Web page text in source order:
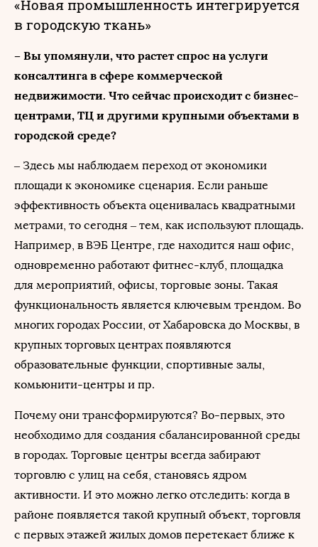
«Новая промышленность интегрируется
в городскую ткань»
– Вы упомянули, что растет спрос на услуги
консалтинга в сфере коммерческой
недвижимости. Что сейчас происходит с бизнес-
центрами, ТЦ и другими крупными объектами в
городской среде?
– Здесь мы наблюдаем переход от экономики
площади к экономике сценария. Если раньше
эффективность объекта оценивалась квадратными
метрами, то сегодня – тем, как используют площадь.
Например, в ВЭБ Центре, где находится наш офис,
одновременно работают фитнес-клуб, площадка
для мероприятий, офисы, торговые зоны. Такая
функциональность является ключевым трендом. Во
многих городах России, от Хабаровска до Москвы, в
крупных торговых центрах появляются
образовательные функции, спортивные залы,
комьюнити-центры и пр.
Почему они трансформируются? Во-первых, это
необходимо для создания сбалансированной среды
в городах. Торговые центры всегда забирают
торговлю с улиц на себя, становясь ядром
активности. И это можно легко отследить: когда в
районе появляется такой крупный объект, торговля
с первых этажей жилых домов перетекает ближе к